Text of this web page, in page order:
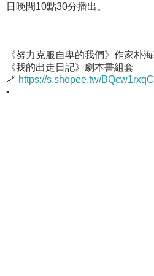
日晚間10點30分播出。
《努力克服自卑的我們》作家朴
《我的出走日記》劇本書組套
🔗 https://s.shopee.tw/BQcw1rxqC
•